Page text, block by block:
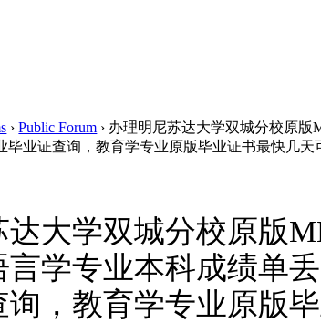
› Public Forum › 办理明尼苏达大学双城分校原版
毕业证查询，教育学专业原版毕业证书最快几
达大学双城分校原版
言学专业本科成绩单
询，教育学专业原版